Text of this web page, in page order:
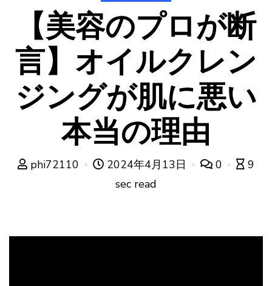
【美容のプロが断
言】オイルクレン
ジングが肌に悪い
本当の理由
phi72110 2024年4月13日 0
9
sec read